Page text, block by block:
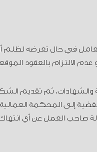
في حال تعرضه لظلم
الالتزام بالعقود
والشهادات، ثم تقديم
إلى المحكمة
العمل عن أي انتهاك